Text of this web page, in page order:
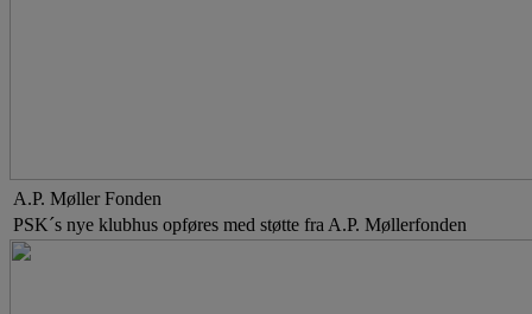
A.P. Møller Fonden
PSK´s nye klubhus opføres med støtte fra A.P. Møllerfonden